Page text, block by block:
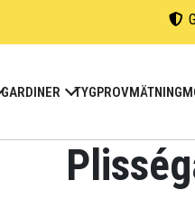
GARDINER TYGPROVMÄTNING